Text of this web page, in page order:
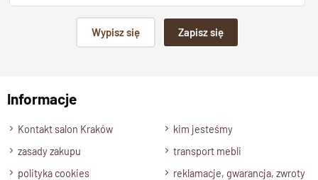
siedzenia – zarówno przy stole w jadalni, jak i w salonie.
100% drewno lite – trwałość i
Model wykonany jest w całości z
stabilność konstrukcji
To mebel, który nie ulega odkształceniom i zachowuje piękny
wygląd przez wiele lat użytkowania.
Podpis
Wyślij opinię
Wypisz się Zapisz się
Informacje
Kontakt salon Kraków
kim jesteśmy
zasady zakupu
transport mebli
polityka cookies
reklamacje, gwarancja, zwroty